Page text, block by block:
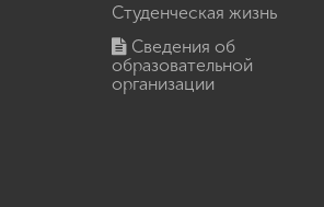
Студенческая жизнь
Сведения об
образовательной
организации